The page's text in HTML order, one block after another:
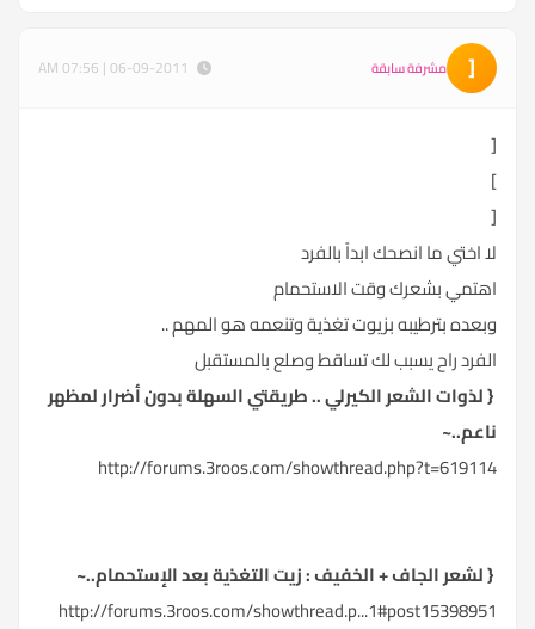
[ مشرفة سابقة
[
]
[
لا اختي ما انصحك ابداً بالفرد
اهتمي بشعرك وقت الاستحمام
وبعده بترطيبه بزيوت تغذية وتنعمه هو المهم ..
الفرد راح يسبب لك تساقط وصلع بالمستقبل
{ لذوات الشعر الكيرلي .. طريقتي السهلة بدون أضرار لمظهر
ناعم..~
http://forums.3roos.com/showthread.php?t=619114
{ لشعر الجاف + الخفيف : زيت التغذية بعد الإستحمام..~
http://forums.3roos.com/showthread.p...1#post15398951